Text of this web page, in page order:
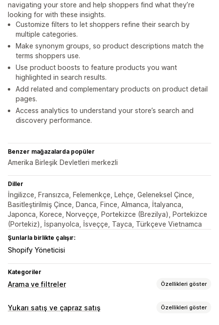
navigating your store and help shoppers find what they’re
looking for with these insights.
Customize filters to let shoppers refine their search by
multiple categories.
Make synonym groups, so product descriptions match the
terms shoppers use.
Use product boosts to feature products you want
highlighted in search results.
Add related and complementary products on product detail
pages.
Access analytics to understand your store’s search and
discovery performance.
Benzer mağazalarda popüler
Amerika Birleşik Devletleri merkezli
Diller
İngilizce, Fransızca, Felemenkçe, Lehçe, Geleneksel Çince,
Basitleştirilmiş Çince, Danca, Fince, Almanca, İtalyanca,
Japonca, Korece, Norveççe, Portekizce (Brezilya), Portekizce
(Portekiz), İspanyolca, İsveççe, Tayca, Türkçeve Vietnamca
Şunlarla birlikte çalışır:
Shopify Yöneticisi
Kategoriler
Arama ve filtreler Özellikleri göster
Arama özellikleri
Yukarı satış ve çapraz satış Özellikleri göster